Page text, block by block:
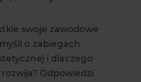
WYDARZENIA
swoje zawodowe
o zabiegach
i dlaczego
Odpowiedzi